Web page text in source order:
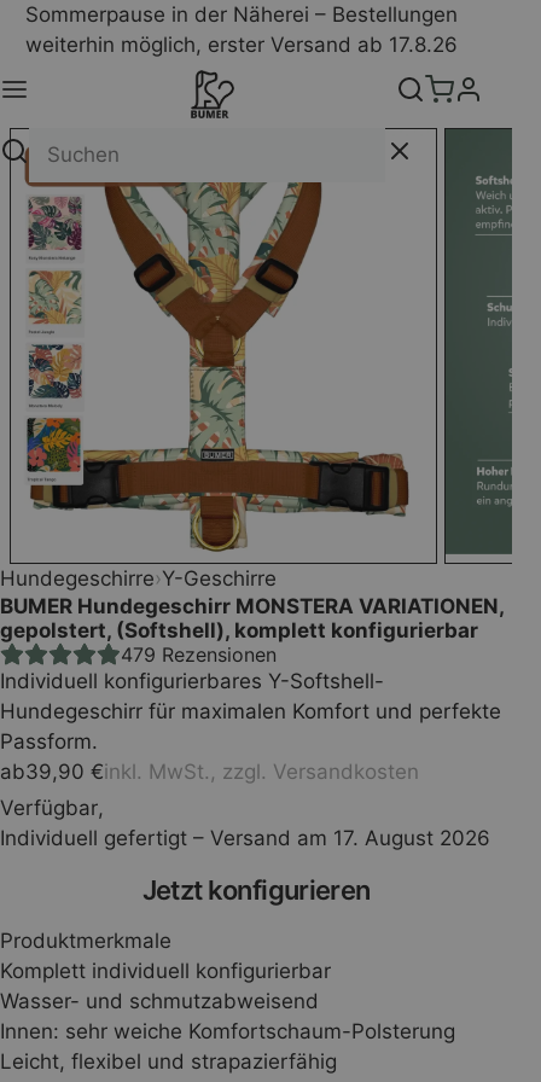
Sommerpause in der Näherei – Bestellungen
weiterhin möglich, erster Versand ab 17.8.26
Hundegeschirre›Y-Geschirre
BUMER Hundegeschirr MONSTERA VARIATIONEN,
gepolstert, (Softshell), komplett konfigurierbar
479 Rezensionen
Individuell konfigurierbares Y-Softshell-
Hundegeschirr für maximalen Komfort und perfekte
Passform.
ab39,90 €inkl. MwSt., zzgl. Versandkosten
Verfügbar,
Individuell gefertigt – Versand am 17. August 2026
the
Configure
button
Jetzt konfigurieren
Produktmerkmale
Komplett individuell konfigurierbar
Wasser- und schmutzabweisend
Innen: sehr weiche Komfortschaum-Polsterung
Leicht, flexibel und strapazierfähig